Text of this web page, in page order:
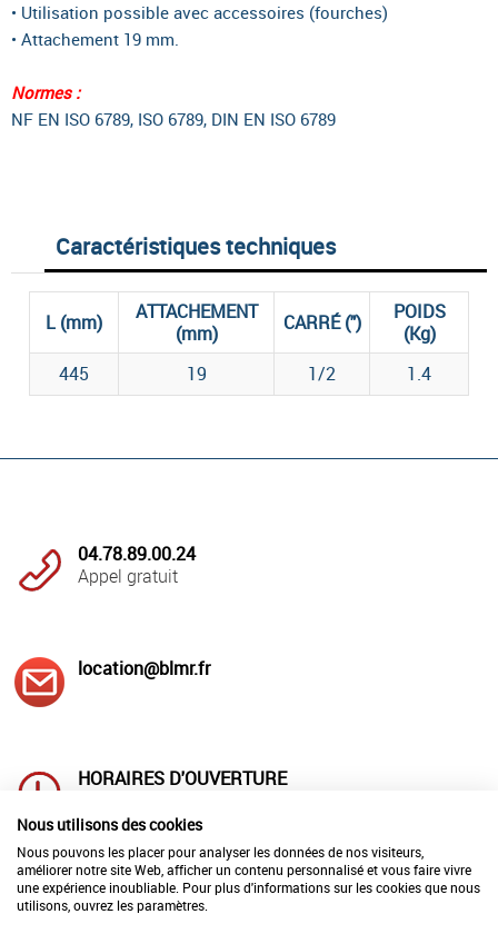
• Utilisation possible avec accessoires (fourches)
• Attachement 19 mm.
Normes :
NF EN ISO 6789, ISO 6789, DIN EN ISO 6789
Caractéristiques techniques
L (mm)
ATTACHEMENT
(mm)
CARRÉ (")
POIDS
(Kg)
445
19 1/2 1.4
04.78.89.00.24
Appel gratuit
location@blmr.fr
HORAIRES D'OUVERTURE
et 14h à 18h00
Vendredi : 8h00 à 12h00 et 14h00 à 17h00
Nous utilisons des cookies
Nous pouvons les placer pour analyser les données de nos visiteurs,
améliorer notre site Web, afficher un contenu personnalisé et vous faire vivre
une expérience inoubliable. Pour plus d'informations sur les cookies que nous
utilisons, ouvrez les paramètres.